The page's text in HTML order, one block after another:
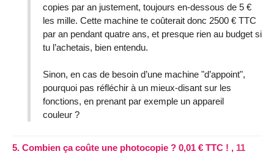
copies par an justement, toujours en-dessous de 5 €
les mille. Cette machine te coûterait donc 2500 € TTC
par an pendant quatre ans, et presque rien au budget si
tu l’achetais, bien entendu.
Sinon, en cas de besoin d’une machine "d’appoint",
pourquoi pas réfléchir à un mieux-disant sur les
fonctions, en prenant par exemple un appareil
couleur ?
5. Combien ça coûte une photocopie ? 0,01 € TTC ! , 11